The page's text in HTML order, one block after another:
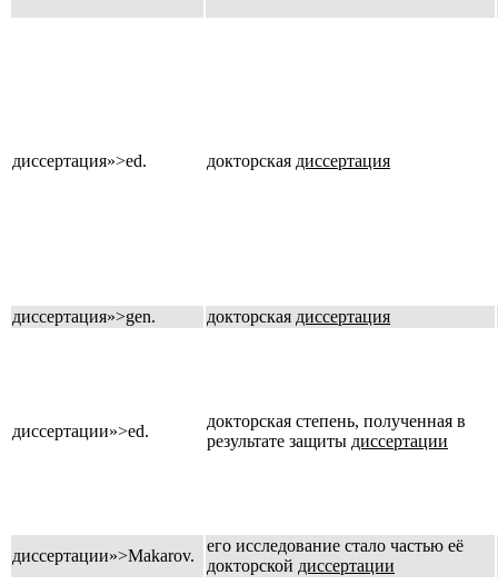
диссертация»>ed. докторская диссертация
диссертация»>gen. докторская диссертация
диссертации»>ed.
докторская степень, полученная в
результате защиты диссертации
диссертации»>Makarov.
его исследование стало частью её
докторской диссертации